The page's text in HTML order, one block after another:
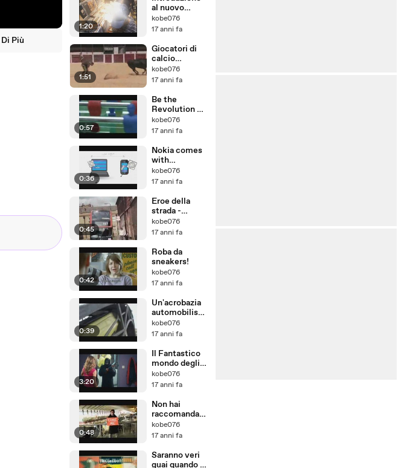
Di Più
1:20
al nuovo
Nokia N900
kobe076
17 anni fa
1:51
Giocatori di
calcio
eccezionali
saltano un
kobe076
17 anni fa
0:57
Be the
Revolution Of
You.
kobe076
17 anni fa
0:36
Nokia comes
with
unlimited
music!
kobe076
17 anni fa
0:45
Eroe della
strada -
Incredibile
salto sul bus
kobe076
17 anni fa
0:42
Roba da
sneakers!
kobe076
17 anni fa
0:39
Un'acrobazia
automobilisti
ca incredibile
da Dunlop!
kobe076
17 anni fa
3:20
Il Fantastico
mondo degli
Umani!
kobe076
17 anni fa
0:48
Non hai
raccomandazi
oni?
www.senzaun
com
kobe076
17 anni fa
Saranno veri
guai quando la